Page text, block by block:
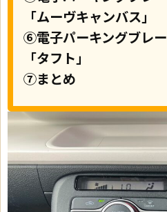
「ムーヴキャンバス」
⑥電子パーキングブレ
「タフト」
⑦まとめ